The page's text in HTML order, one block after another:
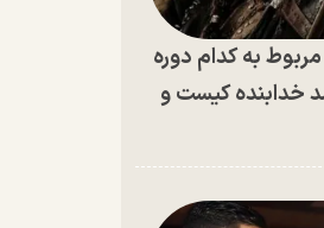
به کدام دوره
خدابنده کیست و